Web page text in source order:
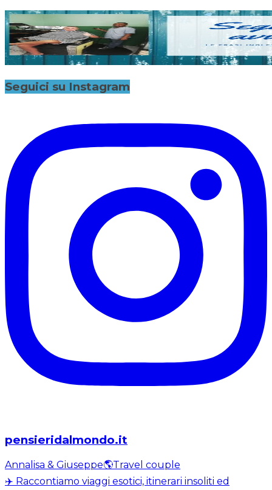
Seguici su Instagram
pensieridalmondo.it
Annalisa & Giuseppe🌎Travel couple
✈️ Raccontiamo viaggi esotici, itinerari insoliti ed